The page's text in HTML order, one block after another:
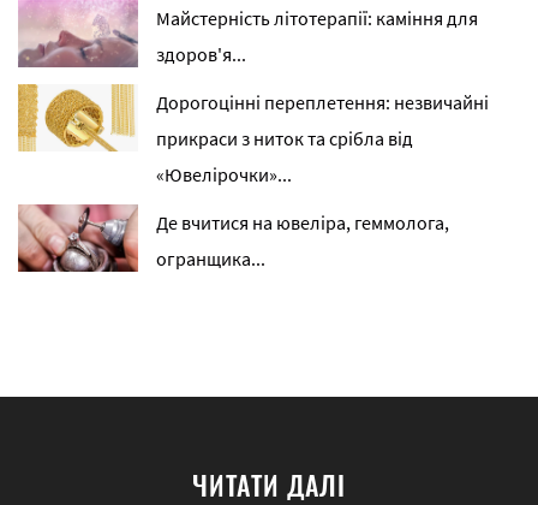
Майстерність літотерапії: каміння для
здоров'я...
Дорогоцінні переплетення: незвичайні
прикраси з ниток та срібла від
«Ювелірочки»...
Де вчитися на ювеліра, геммолога,
огранщика...
ЧИТАТИ ДАЛІ